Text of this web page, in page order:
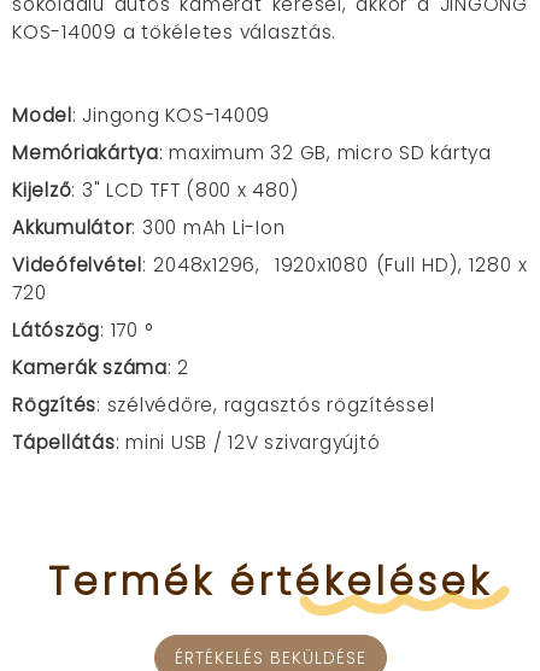
KOS-14009 a tökéletes választás.
Model: Jingong KOS-14009
Memóriakártya: maximum 32 GB, micro SD kártya
Kijelző: 3" LCD TFT (800 x 480)
Akkumulátor: 300 mAh Li-Ion
Videófelvétel: 2048x1296, 1920x1080 (Full HD), 1280 x
720
Látószög: 170 °
Kamerák száma: 2
Rögzítés: szélvédőre, ragasztós rögzítéssel
Tápellátás: mini USB / 12V szivargyújtó
Termék értékelések
ÉRTÉKELÉS BEKÜLDÉSE